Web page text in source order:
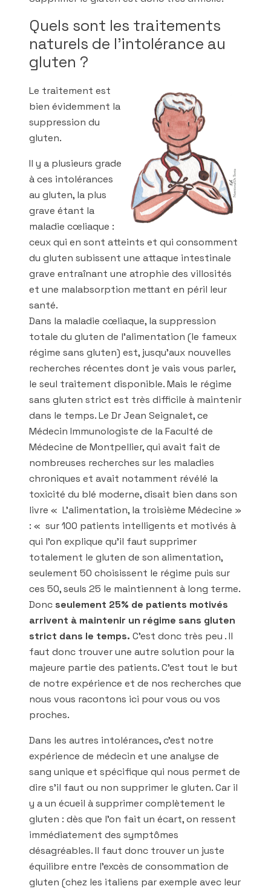
Quels sont les traitements
naturels de l’intolérance au
gluten ?
Le traitement est
bien évidemment la
suppression du
gluten.
Il y a plusieurs grade
à ces intolérances
au gluten, la plus
grave étant la
maladie cœliaque :
ceux qui en sont atteints et qui consomment
du gluten subissent une attaque intestinale
grave entraînant une atrophie des villosités
et une malabsorption mettant en péril leur
santé.
Dans la maladie cœliaque, la suppression
totale du gluten de l’alimentation (le fameux
régime sans gluten) est, jusqu’aux nouvelles
recherches récentes dont je vais vous parler,
le seul traitement disponible. Mais le régime
sans gluten strict est très difficile à maintenir
dans le temps. Le Dr Jean Seignalet, ce
Médecin Immunologiste de la Faculté de
Médecine de Montpellier, qui avait fait de
nombreuses recherches sur les maladies
chroniques et avait notamment révélé la
toxicité du blé moderne, disait bien dans son
livre « L’alimentation, la troisième Médecine »
: « sur 100 patients intelligents et motivés à
qui l’on explique qu’il faut supprimer
totalement le gluten de son alimentation,
seulement 50 choisissent le régime puis sur
ces 50, seuls 25 le maintiennent à long terme.
Donc seulement 25% de patients motivés
arrivent à maintenir un régime sans gluten
strict dans le temps. C’est donc très peu . Il
faut donc trouver une autre solution pour la
majeure partie des patients. C’est tout le but
de notre expérience et de nos recherches que
nous vous racontons ici pour vous ou vos
proches.
Dans les autres intolérances, c’est notre
expérience de médecin et une analyse de
sang unique et spécifique qui nous permet de
dire s’il faut ou non supprimer le gluten. Car il
y a un écueil à supprimer complètement le
gluten : dès que l’on fait un écart, on ressent
immédiatement des symptômes
désagréables. Il faut donc trouver un juste
équilibre entre l’excès de consommation de
gluten (chez les italiens par exemple avec leur